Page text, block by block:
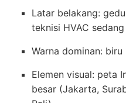
Latar belakang:
teknisi HVAC
Warna dominan:
Elemen visual: peta
besar (Jakarta,